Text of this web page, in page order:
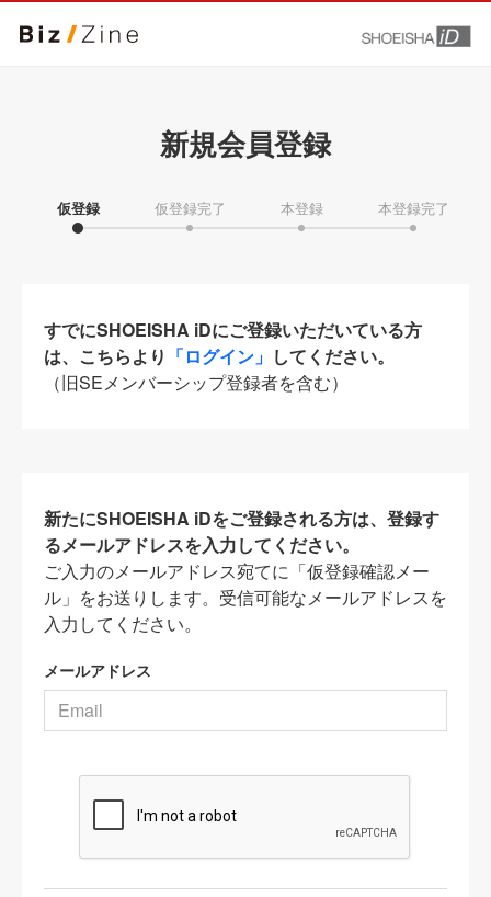
新規会員登録
仮登録 仮登録完了 本登録 本登録完了
すでにSHOEISHA iDにご登録いただいている方
は、こちらより 「ログイン」 してください。
（旧SEメンバーシップ登録者を含む）
新たにSHOEISHA iDをご登録される方は、登録す
るメールアドレスを入力してください。
ご入力のメールアドレス宛てに「仮登録確認メー
ル」をお送りします。受信可能なメールアドレスを
入力してください。
メールアドレス